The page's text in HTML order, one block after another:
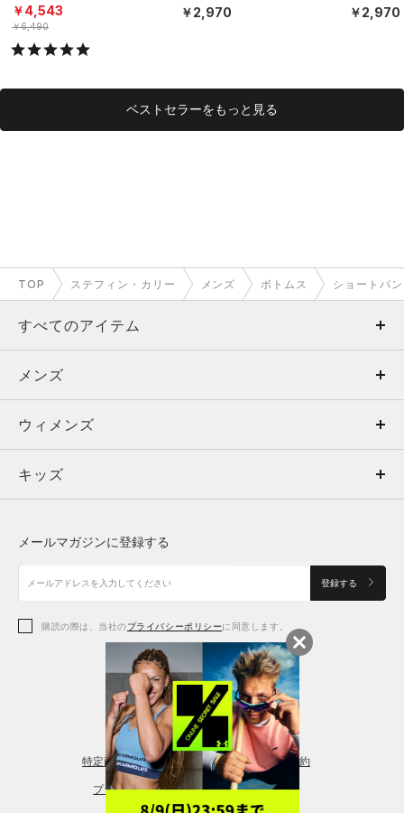
￥4,543
￥6,490
ダーウェア（トレーニン
グ/MEN）
￥2,970
ダーウェ
グ/MEN）
￥2,970
ベストセラーをもっと見る
TOP ステフィン・カリー メンズ ボトムス ショートパ
すべてのアイテム
メンズ
ウィメンズ
キッズ
アクセサリー
メンズ
トップス
ボトムス
アクセサリー
ウィメンズ
トップス
シューズ
アクセサリー
レギンス＆タイツ
キッズ
シューズ
メールマガジンに登録する
登録する
購読の際は、当社のプライバシーポリシーに同意します。
特定商取引法に基づく通販の表記 会員規約
プライバシーポリシー